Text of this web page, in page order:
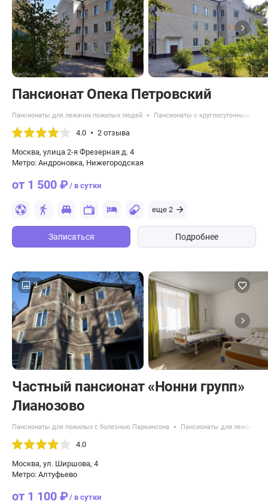
Пансионат Опека Петровский
Пансионаты для лежачих пожилых людей Пансионаты с круглосуточным
4.0 2 отзыва
Москва, улица 2-я Фрезерная д. 4
Метро: Андроновка, Нижегородская
от 1 500 ₽/ в сутки
еще 2
Записаться Подробнее
3
Частный пансионат «Нонни групп»
Лианозово
Пансионаты для пожилых с болезнью Паркинсона Пансионаты для лежачих
4.0
Москва, ул. Ширшова, 4
Метро: Алтуфьево
от 1 100 ₽/ в сутки